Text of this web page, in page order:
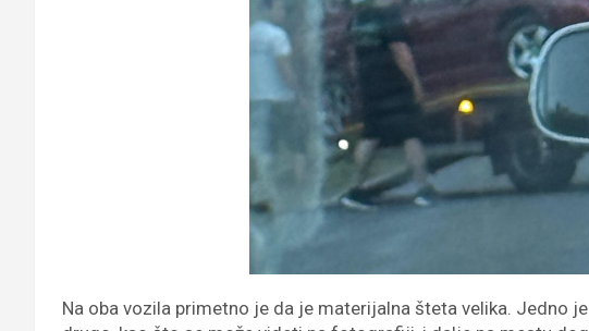
Na oba vozila primetno je da je materijalna šteta velika. Jedno